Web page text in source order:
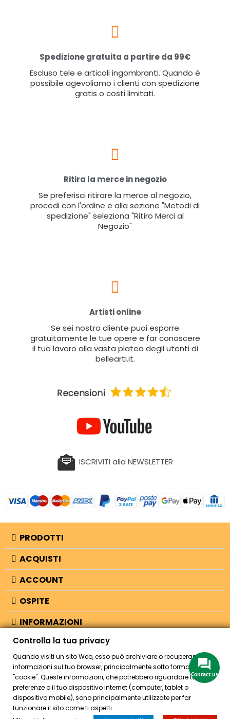
Spedizione gratuita a partire da 99€
Escluso tele e articoli ingombranti. Quando è
possibile agevoliamo i clienti con spedizione
gratis o costi limitati.
Ritira la merce in negozio
Se preferisci ritirare la merce al negozio,
procedi con l'ordine e alla sezione "Metodi di
spedizione" seleziona "Ritiro Merci al
Negozio"
Artisti online
Se sei nostro cliente puoi esporre
gratuitamente le tue opere e far conoscere
il tuo lavoro alla vasta platea degli utenti di
bellearti.it.
ISCRIVITI alla NEWSLETTER
PRODOTTI
ACQUISTI
ACCOUNT
OSPITE
INFORMAZIONI
NEGOZIO
© 2026 - Bellearti.it -credits
Controlla la tua privacy
Quando visiti un sito Web, esso può archiviare o recuperare
informazioni sul tuo browser, principalmente sotto forma di
"cookie". Queste informazioni, che potrebbero riguardare te, le tue
preferenze o il tuo dispositivo internet (computer, tablet o
dispositivo mobile), sono principalmente utilizzate per far
funzionare il sito come ti aspetti.
Contact us